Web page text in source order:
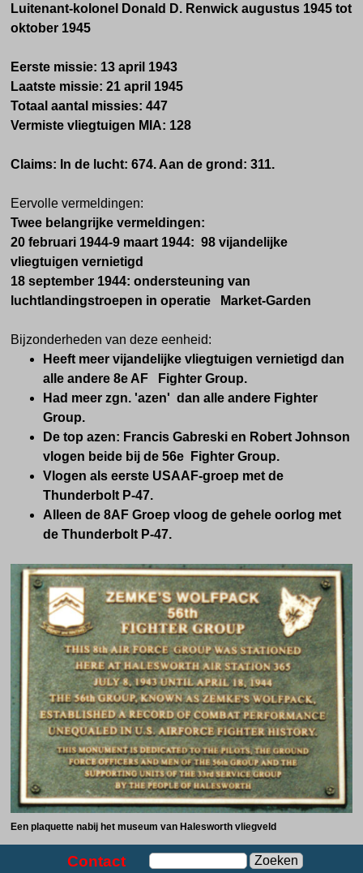
Luitenant-kolonel Donald D. Renwick augustus 1945 tot
oktober 1945
Eerste missie: 13 april 1943
Laatste missie: 21 april 1945
Totaal aantal missies: 447
Vermiste vliegtuigen MIA: 128
Claims: In de lucht: 674. Aan de grond: 311.
Eervolle vermeldingen:
Twee belangrijke vermeldingen:
20 februari 1944-9 maart 1944: 98 vijandelijke
vliegtuigen vernietigd
18 september 1944: ondersteuning van
luchtlandingstroepen in operatie Market-Garden
Bijzonderheden van deze eenheid:
Heeft meer vijandelijke vliegtuigen vernietigd dan
alle andere 8e AF Fighter Group.
Had meer zgn. 'azen' dan alle andere Fighter
Group.
De top azen: Francis Gabreski en Robert Johnson
vlogen beide bij de 56e Fighter Group.
Vlogen als eerste USAAF-groep met de
Thunderbolt P-47.
Alleen de 8AF Groep vloog de gehele oorlog met
de Thunderbolt P-47.
Een plaquette nabij het museum van Halesworth vliegveld
Contact Zoeken